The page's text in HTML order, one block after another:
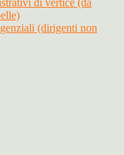
di vertice (da
(dirigenti non